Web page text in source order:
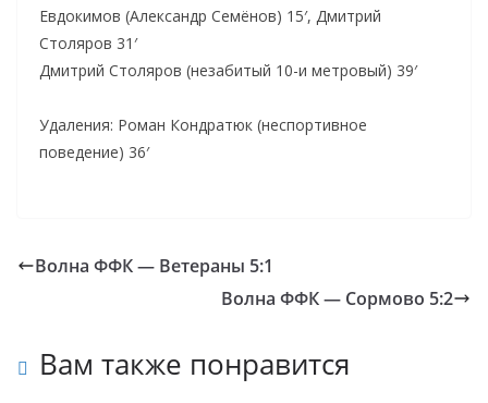
Евдокимов (Александр Семёнов) 15′, Дмитрий
Столяров 31′
Дмитрий Столяров (незабитый 10-и метровый) 39′
Удаления: Роман Кондратюк (неспортивное
поведение) 36′
Волна ФФК — Ветераны 5:1
Волна ФФК — Сормово 5:2
Вам также понравится